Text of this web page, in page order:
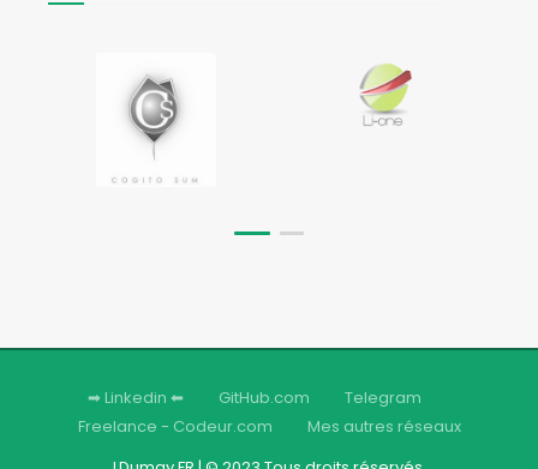
➡ Linkedin ⬅ GitHub.com
Telegram
Freelance - Codeur.com
Mes autres réseaux